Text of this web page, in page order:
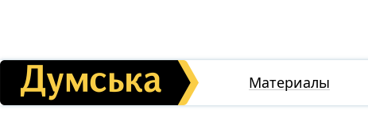
Материалы